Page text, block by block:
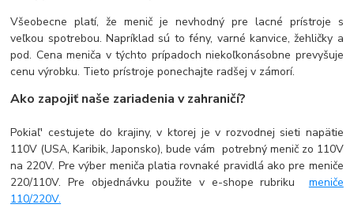
Všeobecne platí, že menič je nevhodný pre lacné prístroje s
veľkou spotrebou. Napríklad sú to fény, varné kanvice, žehličky a
pod. Cena meniča v týchto prípadoch niekoľkonásobne prevyšuje
cenu výrobku. Tieto prístroje ponechajte radšej v zámorí.
Ako zapojiť naše zariadenia v zahraničí?
Pokiaľ' cestujete do krajiny, v ktorej je v rozvodnej sieti napätie
110V (USA, Karibik, Japonsko), bude vám potrebný menič zo 110V
na 220V. Pre výber meniča platia rovnaké pravidlá ako pre meniče
220/110V. Pre objednávku použite v e-shope rubriku meniče
110/220V.